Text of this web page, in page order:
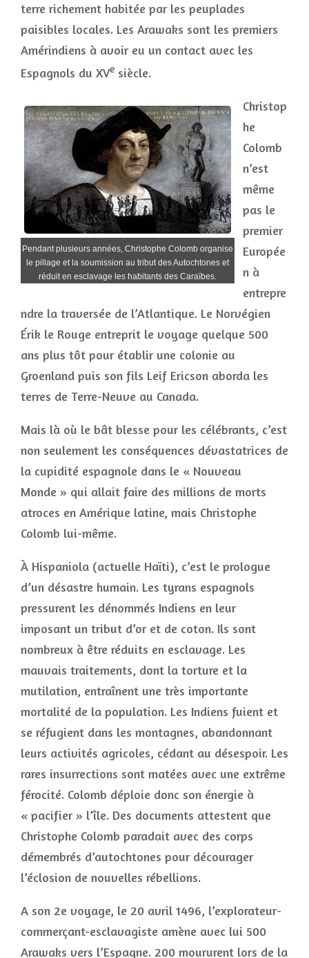
terre richement habitée par les peuplades
paisibles locales. Les Arawaks sont les premiers
Amérindiens à avoir eu un contact avec les
Espagnols du XVe siècle.
Pendant plusieurs années, Christophe Colomb organise
le pillage et la soumission au tribut des Autochtones et
réduit en esclavage les habitants des Caraïbes.
Christop
he
Colomb
n’est
même
pas le
premier
Europée
n à
entrepre
ndre la traversée de l’Atlantique. Le Norvégien
Érik le Rouge entreprit le voyage quelque 500
ans plus tôt pour établir une colonie au
Groenland puis son fils Leif Ericson aborda les
terres de Terre-Neuve au Canada.
Mais là où le bât blesse pour les célébrants, c’est
non seulement les conséquences dévastatrices de
la cupidité espagnole dans le « Nouveau
Monde » qui allait faire des millions de morts
atroces en Amérique latine, mais Christophe
Colomb lui-même.
À Hispaniola (actuelle Haïti), c’est le prologue
d’un désastre humain. Les tyrans espagnols
pressurent les dénommés Indiens en leur
imposant un tribut d’or et de coton. Ils sont
nombreux à être réduits en esclavage. Les
mauvais traitements, dont la torture et la
mutilation, entraînent une très importante
mortalité de la population. Les Indiens fuient et
se réfugient dans les montagnes, abandonnant
leurs activités agricoles, cédant au désespoir. Les
rares insurrections sont matées avec une extrême
férocité. Colomb déploie donc son énergie à
« pacifier » l’île. Des documents attestent que
Christophe Colomb paradait avec des corps
démembrés d’autochtones pour décourager
l’éclosion de nouvelles rébellions.
A son 2e voyage, le 20 avril 1496, l’explorateur-
commerçant-esclavagiste amène avec lui 500
Arawaks vers l’Espagne. 200 moururent lors de la